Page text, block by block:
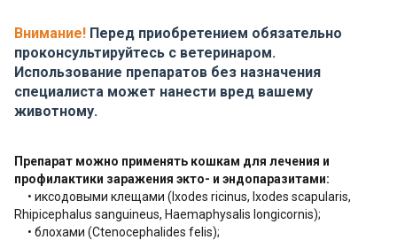
Внимание! Перед приобретением обязательно
проконсультируйтесь с ветеринаром.
Использование препаратов без назначения
специалиста может нанести вред вашему
животному.
Препарат можно применять кошкам для лечения и
профилактики заражения экто- и эндопаразитами:
• иксодовыми клещами (Ixodes ricinus, Ixodes scapularis,
Rhipicephalus sanguineus, Haemaphysalis longicornis);
• блохами (Ctenocephalides felis);